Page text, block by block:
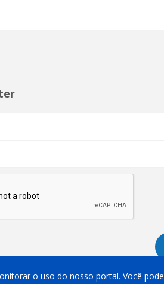
o uso do nosso portal. Você pode